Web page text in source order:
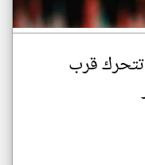
1% وتتحرك قرب